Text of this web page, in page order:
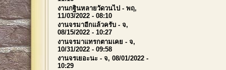
งานกฐินหลายวัดวนไป - พฤ,
11/03/2022 - 08:10
งานจรมาอีกแล้วครับ - จ,
08/15/2022 - 10:27
งานจรมาแทรกตามเคย - จ,
10/31/2022 - 09:58
งานจรเยอะนะ - จ, 08/01/2022 -
10:29